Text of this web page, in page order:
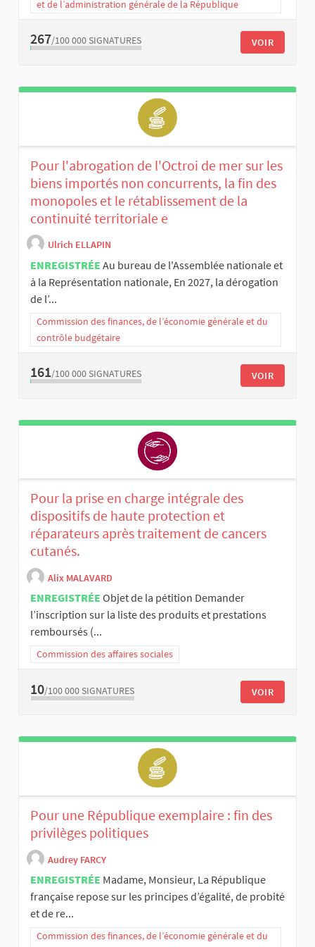
et de l’administration générale de la République
267/100 000 SIGNATURES VOIR
Pour l'abrogation de l'Octroi de mer sur les
biens importés non concurrents, la fin des
monopoles et le rétablissement de la
continuité territoriale e
Ulrich ELLAPIN
ENREGISTRÉE Au bureau de l'Assemblée nationale et
à la Représentation nationale, En 2027, la dérogation
de l’...
Commission des finances, de l’économie générale et du
contrôle budgétaire
161/100 000 SIGNATURES VOIR
Pour la prise en charge intégrale des
dispositifs de haute protection et
réparateurs après traitement de cancers
cutanés.
Alix MALAVARD
ENREGISTRÉE Objet de la pétition Demander
l’inscription sur la liste des produits et prestations
remboursés (...
Commission des affaires sociales
10/100 000 SIGNATURES VOIR
Pour une République exemplaire : fin des
privilèges politiques
Audrey FARCY
ENREGISTRÉE Madame, Monsieur, La République
française repose sur les principes d’égalité, de probité
et de re...
Commission des finances, de l’économie générale et du